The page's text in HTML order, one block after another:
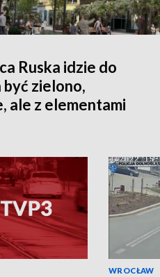
Ruska idzie do
zielono,
ale z elementami
WROCŁAW